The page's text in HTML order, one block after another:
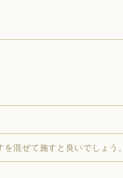
混ぜて施すと良いでしょう。